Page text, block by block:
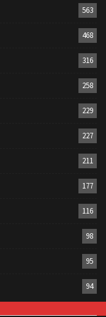
563
468
316
258
229
227
211
177
116
98
95
94